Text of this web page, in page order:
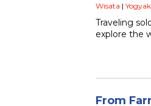
Wisata |
Traveling
explore the
From